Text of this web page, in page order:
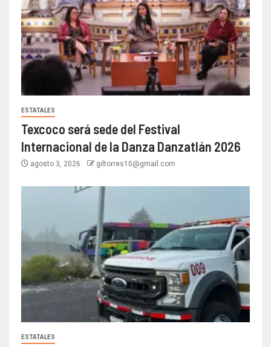
ESTATALES
Texcoco será sede del Festival
Internacional de la Danza Danzatlán 2026
agosto 3, 2026 giltorres10@gmail.com
ESTATALES